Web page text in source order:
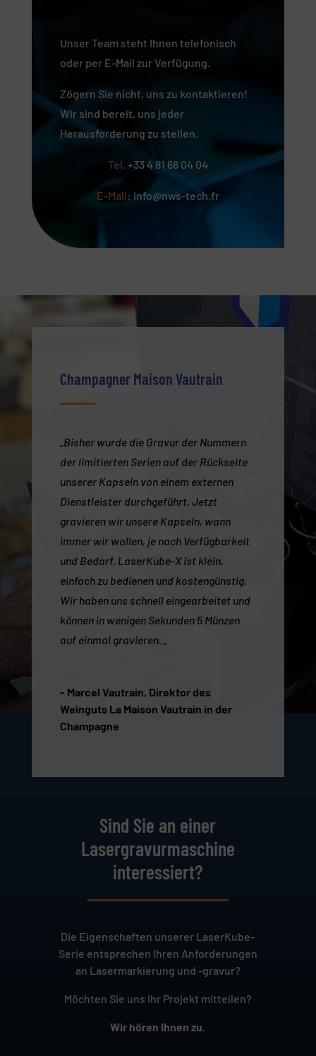
Unser Team steht Ihnen telefonisch
oder per E-Mail zur Verfügung.
Zögern Sie nicht, uns zu kontaktieren!
Wir sind bereit, uns jeder
Herausforderung zu stellen.
Tel. +33 4 81 68 04 04
E-Mail: info@nws-tech.fr
Champagner Maison Vautrain
„Bisher wurde die Gravur der Nummern
der limitierten Serien auf der Rückseite
unserer Kapseln von einem externen
Dienstleister durchgeführt. Jetzt
gravieren wir unsere Kapseln, wann
immer wir wollen, je nach Verfügbarkeit
und Bedarf. LaserKube-X ist klein,
einfach zu bedienen und kostengünstig.
Wir haben uns schnell eingearbeitet und
können in wenigen Sekunden 5 Münzen
auf einmal gravieren. „
- Marcel Vautrain, Direktor des
Weinguts La Maison Vautrain in der
Champagne
Sind Sie an einer
Lasergravurmaschine
interessiert?
Die Eigenschaften unserer LaserKube-
Serie entsprechen Ihren Anforderungen
an Lasermarkierung und -gravur?
Möchten Sie uns Ihr Projekt mitteilen?
Wir hören Ihnen zu.